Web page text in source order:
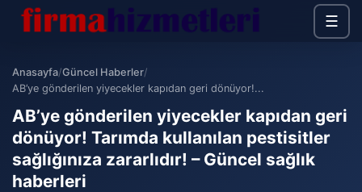
☰
Anasayfa/Güncel Haberler/
AB’ye gönderilen yiyecekler kapıdan geri dönüyor!...
AB’ye gönderilen yiyecekler kapıdan geri
dönüyor! Tarımda kullanılan pestisitler
sağlığınıza zararlıdır! – Güncel sağlık
haberleri